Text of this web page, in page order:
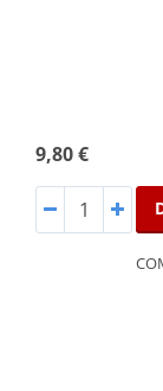
9,80 €